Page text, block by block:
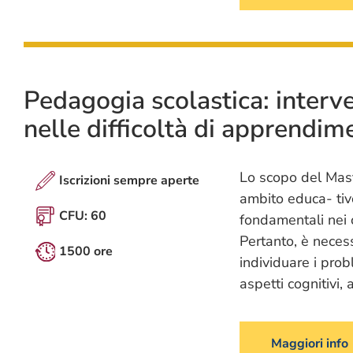
Pedagogia scolastica:
nelle difficoltà di
Iscrizioni sempre aperte
CFU: 60
1500 ore
Lo scopo del
ambito educa-
fondamentali nei
Pertanto, è
individuare i
aspetti cognitivi,
Maggiori info